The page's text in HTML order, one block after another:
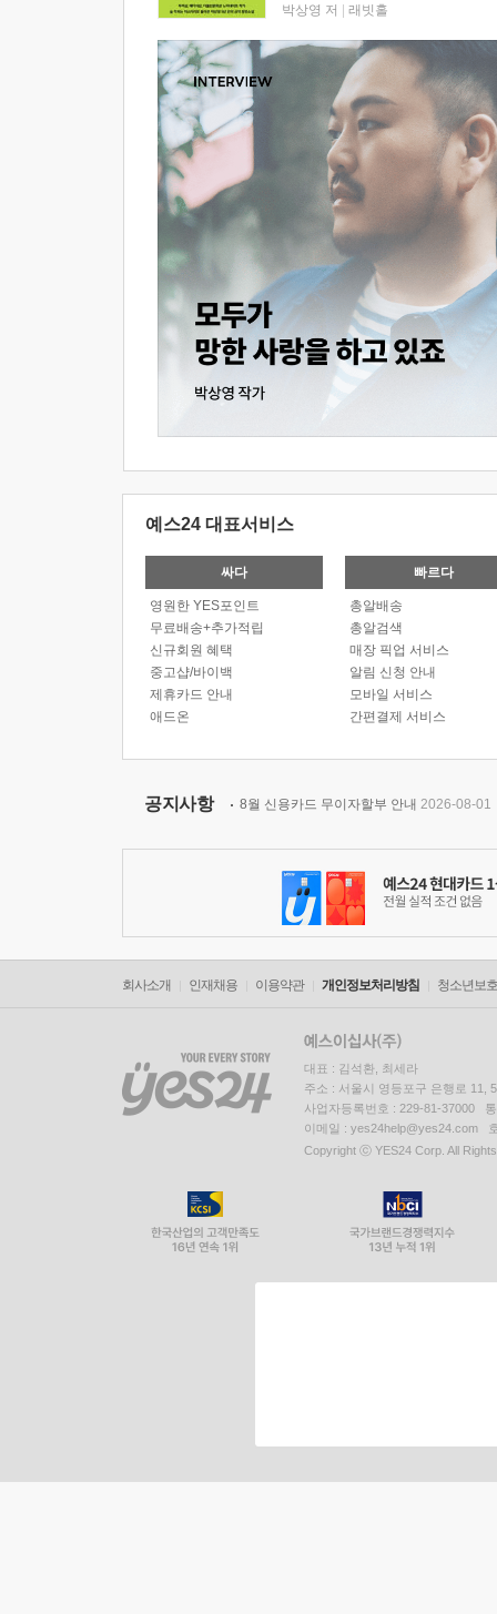
박상영 저 래빗홀
예스24 대표서비스
싸다
영원한 YES포인트
무료배송+추가적립
신규회원 혜택
중고샵/바이백
제휴카드 안내
애드온
빠르다
총알배송
총알검색
매장 픽업 서비스
알림 신청 안내
모바일 서비스
간편결제 서비스
공지사항 8월 신용카드 무이자할부 안내 2026-08-01
회사소개 인재채용 이용약관 개인정보처리방침 청소년보
대표 : 김석환, 최세라
주소 : 서울시 영등포구 은행로 11,
사업자등록번호 : 229-81-37000
이메일 : yes24help@yes24.com
Copyright ⓒ YES24 Corp. All